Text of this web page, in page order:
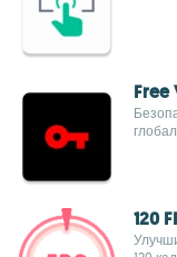
Free
120